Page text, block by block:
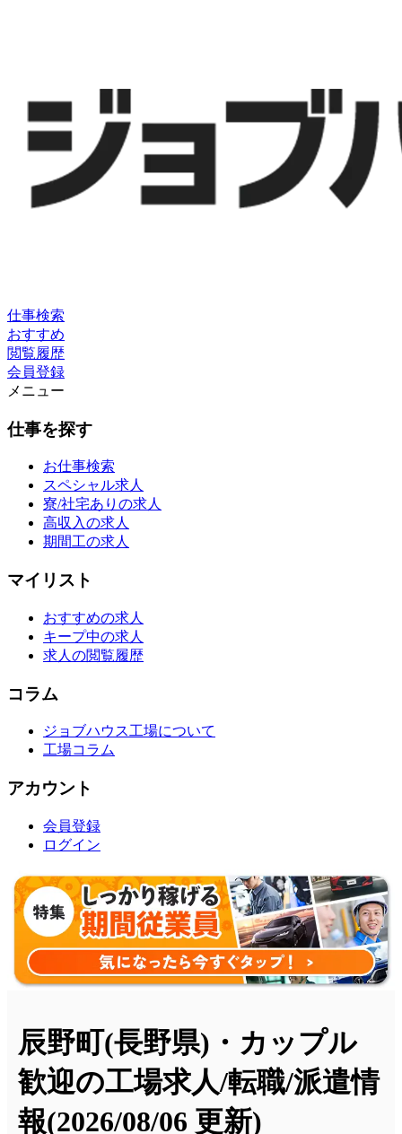
仕事検索
おすすめ
閲覧履歴
会員登録
メニュー
仕事を探す
お仕事検索
スペシャル求人
寮/社宅ありの求人
高収入の求人
期間工の求人
マイリスト
おすすめの求人
キープ中の求人
求人の閲覧履歴
コラム
ジョブハウス工場について
工場コラム
アカウント
会員登録
ログイン
辰野町(長野県)・カップル
歓迎の工場求人/転職/派遣情
報(2026/08/06 更新)